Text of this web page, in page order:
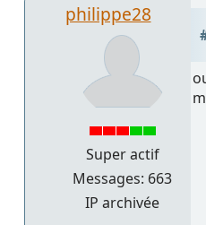
philippe28
Super actif
Messages: 663
IP archivée